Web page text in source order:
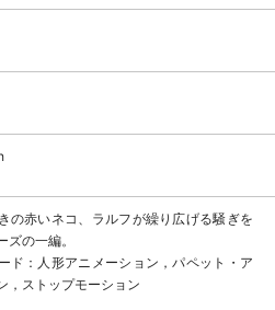
の赤いネコ、ラルフが繰り広げる騒ぎを
ズの一編。
ド：人形アニメーション，パペット・ア
，ストップモーション